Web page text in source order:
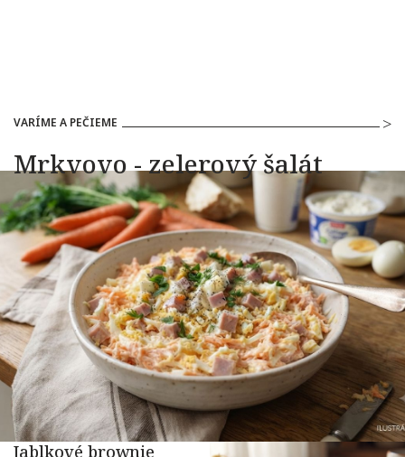
VARÍME A PEČIEME